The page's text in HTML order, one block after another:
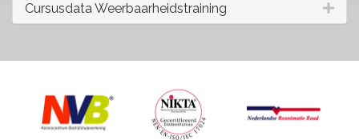
Cursusdata Weerbaarheidstraining